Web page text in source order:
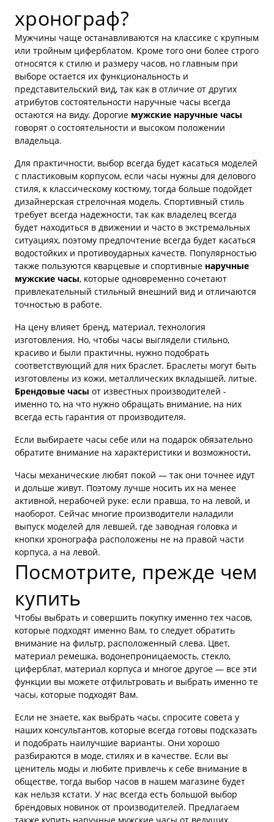
хронограф?
Мужчины чаще останавливаются на классике с крупным
или тройным циферблатом. Кроме того они более строго
относятся к стилю и размеру часов, но главным при
выборе остается их функциональность и
представительский вид, так как в отличие от других
атрибутов состоятельности наручные часы всегда
остаются на виду. Дорогие мужские наручные часы
говорят о состоятельности и высоком положении
владельца.
Для практичности, выбор всегда будет касаться моделей
с пластиковым корпусом, если часы нужны для делового
стиля, к классическому костюму, тогда больше подойдет
дизайнерская стрелочная модель. Спортивный стиль
требует всегда надежности, так как владелец всегда
будет находиться в движении и часто в экстремальных
ситуациях, поэтому предпочтение всегда будет касаться
водостойких и противоударных качеств. Популярностью
также пользуются кварцевые и спортивные наручные
мужские часы, которые одновременно сочетают
привлекательный стильный внешний вид и отличаются
точностью в работе.
На цену влияет бренд, материал, технология
изготовления. Но, чтобы часы выглядели стильно,
красиво и были практичны, нужно подобрать
соответствующий для них браслет. Браслеты могут быть
изготовлены из кожи, металлических вкладышей, литые.
Брендовые часы от известных производителей -
именно то, на что нужно обращать внимание, на них
всегда есть гарантия от производителя.
Если выбираете часы себе или на подарок обязательно
обратите внимание на характеристики и возможности.
Часы механические любят покой — так они точнее идут
и дольше живут. Поэтому лучше носить их на менее
активной, нерабочей руке: если правша, то на левой, и
наоборот. Сейчас многие производители наладили
выпуск моделей для левшей, где заводная головка и
кнопки хронографа расположены не на правой части
корпуса, а на левой.
Посмотрите, прежде чем
купить
Чтобы выбрать и совершить покупку именно тех часов,
которые подходят именно Вам, то следует обратить
внимание на фильтр, расположенный слева. Цвет,
материал ремешка, водонепроницаемость, стекло,
циферблат, материал корпуса и многое другое — все эти
функции вы можете отфильтровать и выбрать именно те
часы, которые подходят Вам.
Если не знаете, как выбрать часы, спросите совета у
наших консультантов, которые всегда готовы подсказать
и подобрать наилучшие варианты. Они хорошо
разбираются в моде, стилях и в качестве. Если вы
ценитель моды и любите привлечь к себе внимание в
обществе, тогда выбор часов в нашем магазине будет
как нельзя кстати. У нас всегда есть большой выбор
брендовых новинок от производителей. Предлагаем